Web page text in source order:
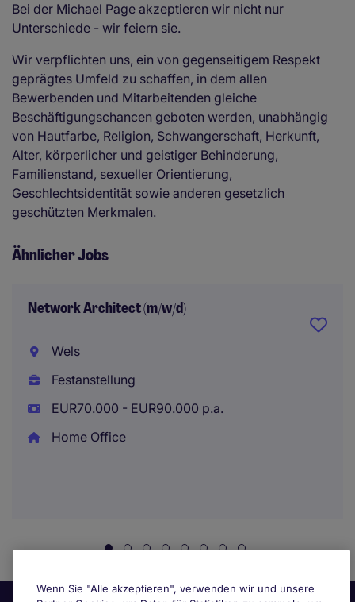
Bei der Michael Page akzeptieren wir nicht nur
Unterschiede - wir feiern sie.
Wir verpflichten uns, ein von gegenseitigem Respekt
geprägtes Umfeld zu schaffen, in dem allen
Bewerbenden und Mitarbeitenden gleiche
Beschäftigungschancen geboten werden, unabhängig
von Hautfarbe, Religion, Schwangerschaft, Herkunft,
Alter, körperlicher und geistiger Behinderung,
Familienstand, sexueller Orientierung,
Geschlechtsidentität sowie anderen gesetzlich
geschützten Merkmalen.
Ähnlicher Jobs
Network Architect (m/w/d)
Wels
Festanstellung
EUR70.000 - EUR90.000 p.a.
Home Office
Wenn Sie "Alle akzeptieren", verwenden wir und unsere